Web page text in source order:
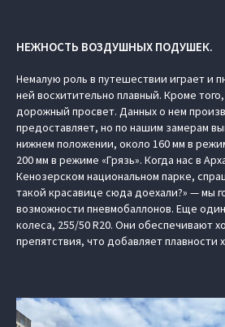
НЕЖНОСТЬ ВОЗДУШНЫХ ПОДУШЕК.
Немалую роль в путешествии играет и
ней восхитительно плавный. Кроме
дорожный просвет. Данных о нем
предоставляет, но по нашим замерам
нижнем положении, около 160 мм в
200 мм в режиме «Грязь». Когда нас в
Кенозерском национальном парке,
такой красавице сюда доехали?» — мы
возможности пневмобаллонов. Еще
колеса, 255/50 R20. Они обеспечивают
препятствия, что добавляет плавности